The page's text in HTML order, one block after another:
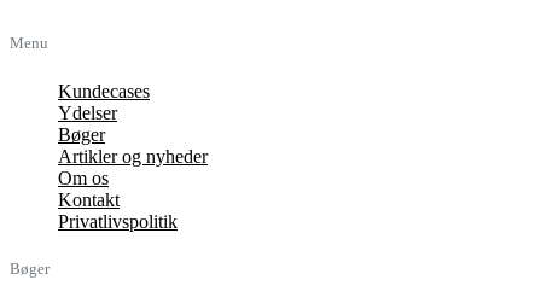
Menu
Kundecases
Ydelser
Bøger
Artikler og nyheder
Om os
Kontakt
Privatlivspolitik
Bøger